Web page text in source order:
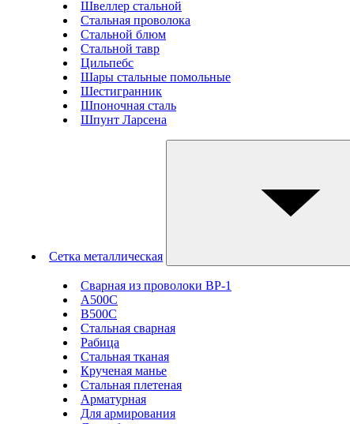
Швеллер стальной
Стальная проволока
Стальной блюм
Стальной тавр
Цильпебс
Шары стальные помольные
Шестигранник
Шпоночная сталь
Шпунт Ларсена
Сетка металлическая
Сварная из проволоки ВР-1
А500С
В500С
Стальная сварная
Рабица
Стальная тканая
Крученая манье
Стальная плетеная
Арматурная
Для армирования